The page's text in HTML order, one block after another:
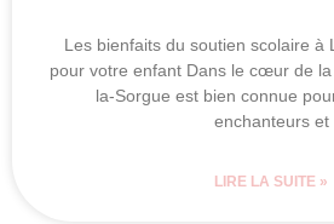
Les bienfaits du soutien scolaire à
pour votre enfant Dans le cœur de la
la-Sorgue est bien connue
enchanteurs et
LIRE LA SUITE »